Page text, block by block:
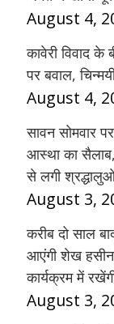
August 4,
कावेरी विवाद के
पर बवाल,
August 4,
सावन सोमवार
आस्था का सैलाब,
से लगी
August 3,
करीब दो साल
आएंगी शेख
कार्यक्रम में
August 3,